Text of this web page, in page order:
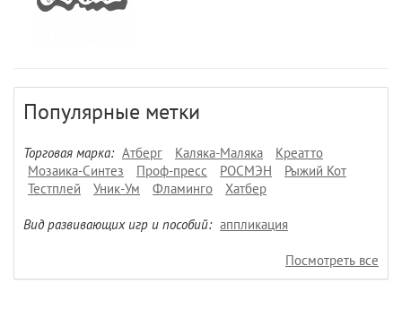
Популярные метки
Торговая марка: Атберг Каляка-Маляка
Креатто
Мозаика-Синтез
Проф-пресс РОСМЭН
Рыжий Кот
Тестплей
Уник-Ум Фламинго Хатбер
Вид развивающих игр и пособий: аппликация
Посмотреть все